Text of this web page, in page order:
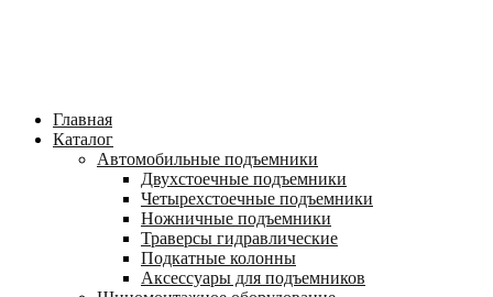
Главная
Каталог
Автомобильные подъемники
Двухстоечные подъемники
Четырехстоечные подъемники
Ножничные подъемники
Траверсы гидравлические
Подкатные колонны
Аксессуары для подъемников